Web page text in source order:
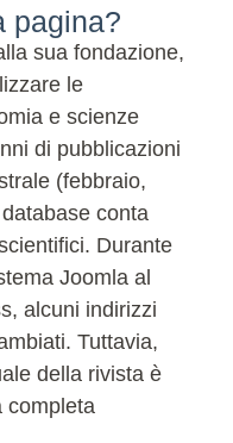
pagina?
sua fondazione,
le
e scienze
di pubblicazioni
(febbraio,
conta
Durante
Joomla al
alcuni indirizzi
Tuttavia,
della rivista è
completa